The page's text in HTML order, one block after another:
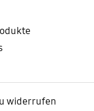
widerrufen